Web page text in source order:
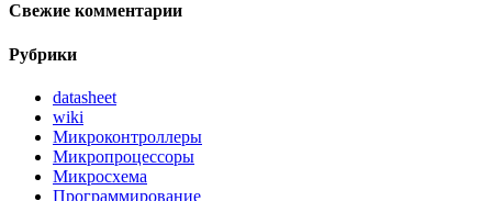
Свежие комментарии
Рубрики
datasheet
wiki
Микроконтроллеры
Микропроцессоры
Микросхема
Программирование